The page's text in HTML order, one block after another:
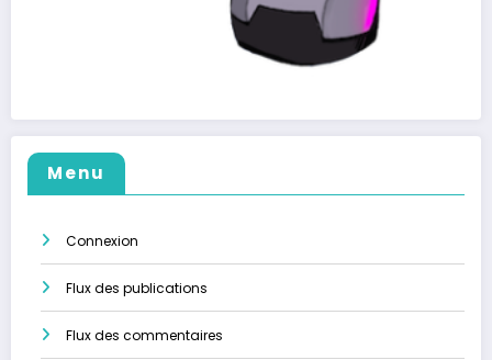
Menu
Connexion
Flux des publications
Flux des commentaires